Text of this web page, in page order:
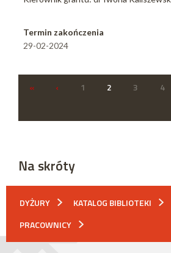
Termin zakończenia
29-02-2024
« ‹ 1 2 3 4
Na skróty
DYŻURY KATALOG BIBLIOTEKI
PRACOWNICY